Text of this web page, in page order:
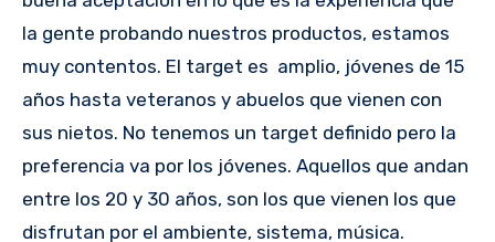
la gente probando nuestros productos, estamos
muy contentos. El target es amplio, jóvenes de 15
años hasta veteranos y abuelos que vienen con
sus nietos. No tenemos un target definido pero la
preferencia va por los jóvenes. Aquellos que andan
entre los 20 y 30 años, son los que vienen los que
disfrutan por el ambiente, sistema, música.